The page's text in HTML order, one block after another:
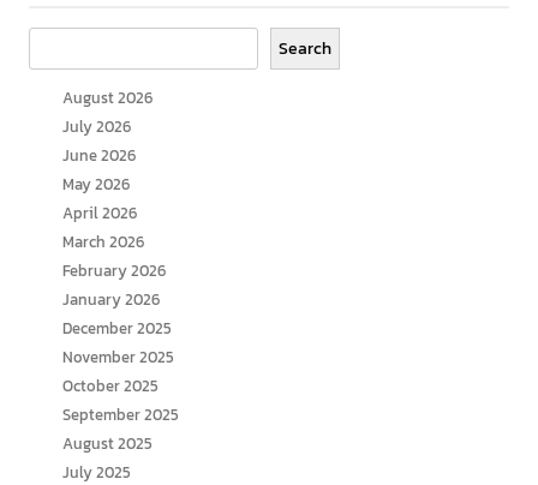
Search
August 2026
July 2026
June 2026
May 2026
April 2026
March 2026
February 2026
January 2026
December 2025
November 2025
October 2025
September 2025
August 2025
July 2025